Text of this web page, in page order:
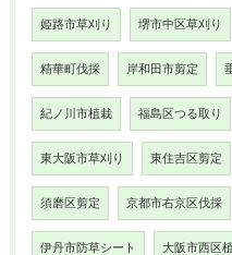
姫路市草刈り 堺市中区草刈り
精華町伐採 岸和田市剪定
紀ノ川市植栽 福島区つる取り
東大阪市草刈り 東住吉区剪定
須磨区剪定 京都市右京区伐採
伊丹市防草シート 大阪市西区